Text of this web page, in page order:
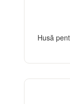
Husă